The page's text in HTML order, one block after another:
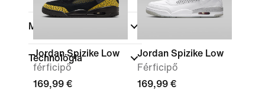
Márka
Technológia
Jordan Spizike Low
férficipő
169,99 €
Jordan Spizike Low
Férficipő
169,99 €